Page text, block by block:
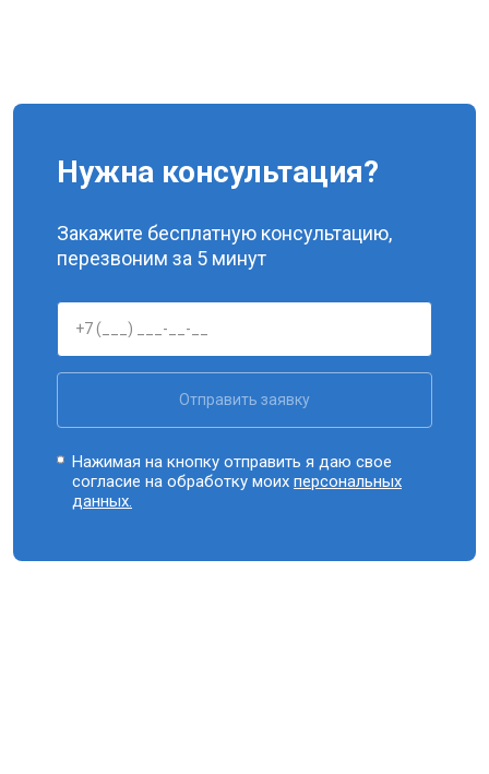
Нужна консультация?
Закажите бесплатную консультацию,
перезвоним за 5 минут
Отправить заявку
Нажимая на кнопку отправить я даю свое
согласие на обработку моихперсональных
данных.